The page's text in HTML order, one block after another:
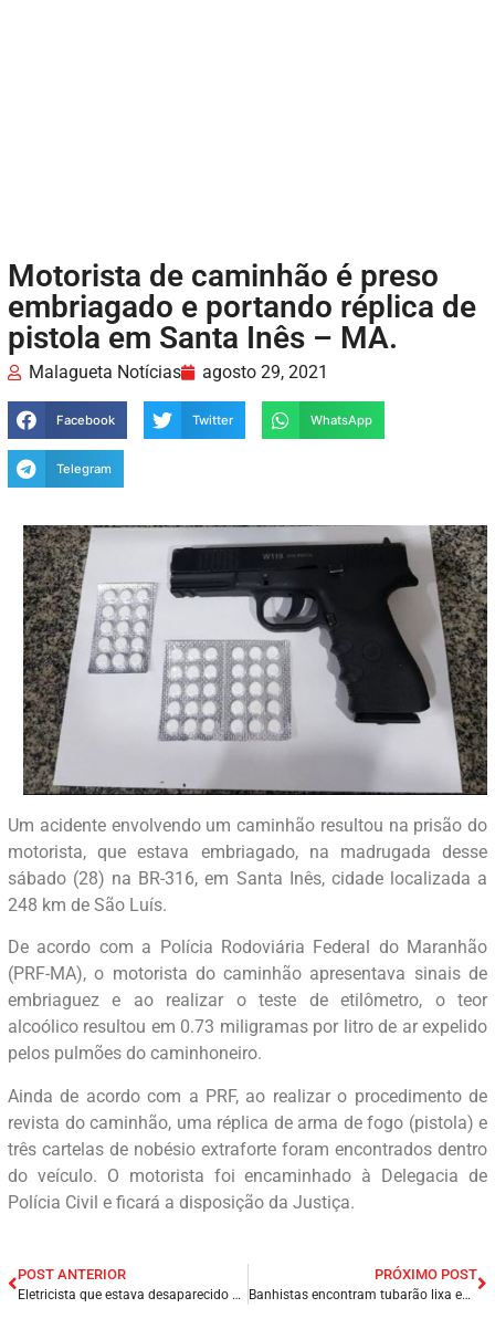
Motorista de caminhão é preso
embriagado e portando réplica de
pistola em Santa Inês – MA.
Malagueta Notícias agosto 29, 2021
Facebook Twitter WhatsApp
Telegram
Um acidente envolvendo um caminhão resultou na prisão do
motorista, que estava embriagado, na madrugada desse
sábado (28) na BR-316, em Santa Inês, cidade localizada a
248 km de São Luís.
De acordo com a Polícia Rodoviária Federal do Maranhão
(PRF-MA), o motorista do caminhão apresentava sinais de
embriaguez e ao realizar o teste de etilômetro, o teor
alcoólico resultou em 0.73 miligramas por litro de ar expelido
pelos pulmões do caminhoneiro.
Ainda de acordo com a PRF, ao realizar o procedimento de
revista do caminhão, uma réplica de arma de fogo (pistola) e
três cartelas de nobésio extraforte foram encontrados dentro
do veículo. O motorista foi encaminhado à Delegacia de
Polícia Civil e ficará a disposição da Justiça.
POST ANTERIOR
Eletricista que estava desaparecido é encontrado sem vida na cidade de Caruaru – PE.
PRÓXIMO POST
Banhistas encontram tubarão lixa encalhado em praia de Luís Correia – PI.